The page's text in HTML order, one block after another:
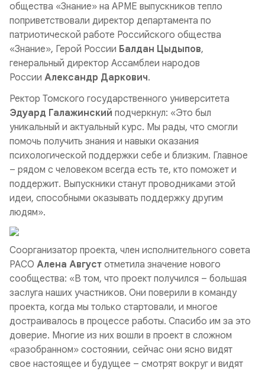
общества «Знание» на АРМЕ выпускников тепло
поприветствовали директор департамента по
патриотической работе Российского общества
«Знание», Герой России Балдан Цыдыпов,
генеральный директор Ассамблеи народов
России Александр Даркович.
Ректор Томского государственного университета
Эдуард Галажинский подчеркнул: «Это был
уникальный и актуальный курс. Мы рады, что смогли
помочь получить знания и навыки оказания
психологической поддержки себе и близким. Главное
– рядом с человеком всегда есть те, кто поможет и
поддержит. Выпускники станут проводниками этой
идеи, способными оказывать поддержку другим
людям».
Соорганизатор проекта, член исполнительного совета
РАСО Алена Август отметила значение нового
сообщества: «В том, что проект получился – большая
заслуга наших участников. Они поверили в команду
проекта, когда мы только стартовали, и многое
достраивалось в процессе работы. Спасибо им за это
доверие. Многие из них вошли в проект в сложном
«разобранном» состоянии, сейчас они ясно видят
свое настоящее и будущее – смотрят вокруг и видят